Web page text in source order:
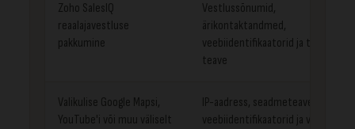
Zoho SalesIQ
reaalajavestluse
pakkumine
Vestlussõnumid,
ärikontaktandmed,
veebiidentifikaatorid ja tehniline
teave
Valikulise Google Mapsi,
YouTube'i või muu väliselt
IP-aadress, seadmeteave,
veebiidentifikaatorid ja välise